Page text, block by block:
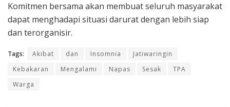
Komitmen bersama akan membuat seluruh masyarakat
dapat menghadapi situasi darurat dengan lebih siap
dan terorganisir.
Tags: Akibat dan Insomnia
Jatiwaringin
Kebakaran
Mengalami Napas Sesak
TPA
Warga